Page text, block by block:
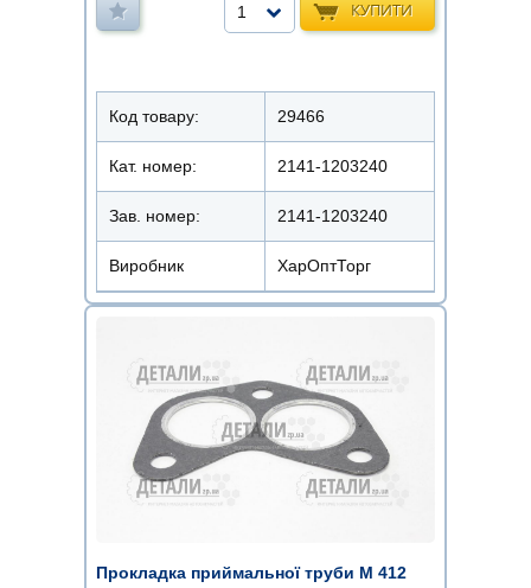
КУПИТИ
1
Код товару: 29466
Кат. номер: 2141-1203240
Зав. номер: 2141-1203240
Виробник ХарОптТорг
Прокладка приймальної труби М 412